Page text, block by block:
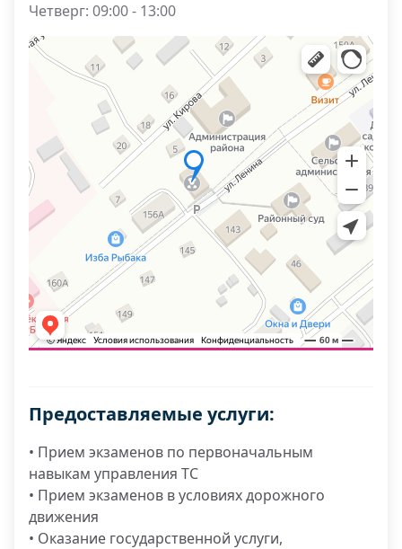
Четверг: 09:00 - 13:00
Предоставляемые услуги:
• Прием экзаменов по первоначальным
навыкам управления ТС
• Прием экзаменов в условиях дорожного
движения
• Оказание государственной услуги,